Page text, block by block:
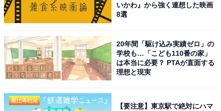
こちらもおすすめ
旅の目的地にしたいと思う「宮城県の道の駅」
ランキング！ 2位「大谷海岸」、1位は？
いかわ』から強く連想した映画
8選
20年間「駆け込み実績ゼロ」の
学校も…「こども110番の家」
は本当に必要？ PTAが直面する
理想と現実
【要注意】東京駅で絶対にハマ